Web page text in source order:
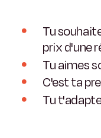
Tu
prix d'une
Tu aimes
C'est ta
Tu